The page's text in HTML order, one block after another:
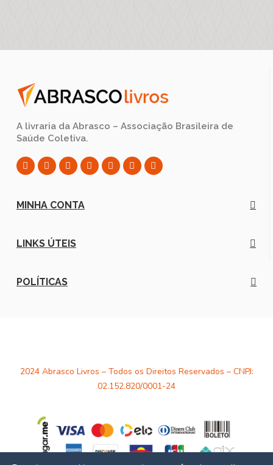
A livraria da Abrasco – Associação Brasileira de
Saúde Coletiva.
MINHA CONTA
LINKS ÚTEIS
POLÍTICAS
2024 Abrasco Livros – Todos os Direitos Reservados – CNPJ:
02.152.820/0001-24